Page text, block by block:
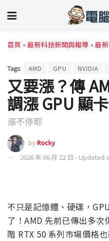
首頁 »最新科技新聞與報導 »最
Tags: AMD GPU NVIDIA
又要漲？傳
調漲 GPU 顯
漲不停耶
byRocky
2026 年 06 月 22 日 - Updated
不只是記憶體、硬碟，
了！AMD 先前已傳出多
階 RTX 50 系列市場價格